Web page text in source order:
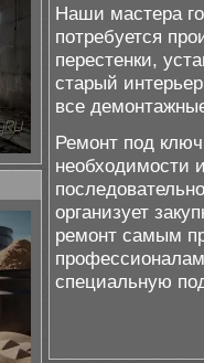
Наши мастера
потребуется
перестенки,
старый
все
Ремонт под
необходимости
организует
ремонт самым
специальную